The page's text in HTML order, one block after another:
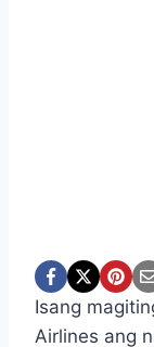
Isang
Airlines ang